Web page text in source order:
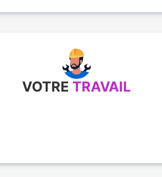
VOTRE TRAVAIL